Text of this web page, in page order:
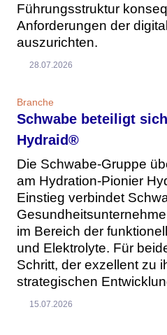
Führungsstruktur
Anforderungen der
auszurichten.
28.07.2026
Branche
Schwabe beteiligt
Hydraid®
Die Schwabe-Gruppe
am Hydration-Pionier
Einstieg verbindet
im Bereich der
und Elektrolyte. Für
Schritt, der exzellent zu
strategischen
15.07.2026